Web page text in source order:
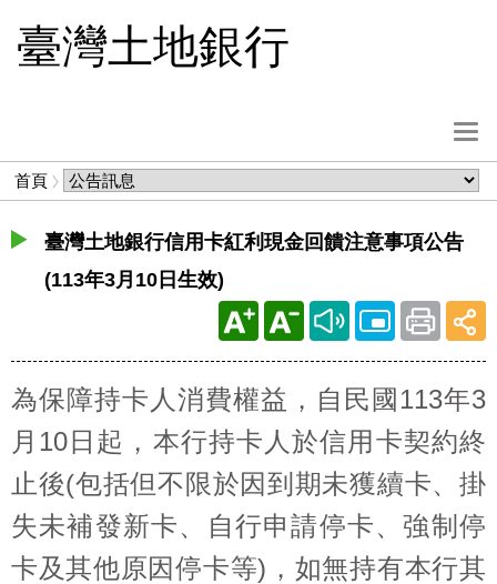
臺灣土地銀行
選
單
按
首頁
麵
包
屑
臺灣土地銀行信用卡紅利現金回饋注意事項公告
(113年3月10日生效)
為保障持卡人消費權益，自民國113年3
月10日起，本行持卡人於信用卡契約終
止後(包括但不限於因到期未獲續卡、掛
失未補發新卡、自行申請停卡、強制停
卡及其他原因停卡等)，如無持有本行其